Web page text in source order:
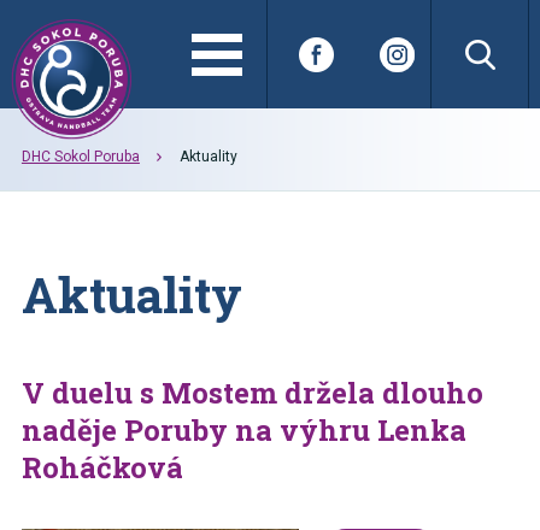
DHC Sokol Poruba Aktuality
Aktuality
V duelu s Mostem držela dlouho
naděje Poruby na výhru Lenka
Roháčková